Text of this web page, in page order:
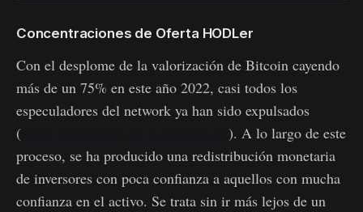
Concentraciones de Oferta HODLer
Con el desplome de la valorización de Bitcoin cayendo
más de un 75% en este año 2022, casi todos los
especuladores del network ya han sido expulsados
(
). A lo largo de este
proceso, se ha producido una redistribución monetaria
de inversores con poca confianza a aquellos con mucha
confianza en el activo. Se trata sin ir más lejos de un